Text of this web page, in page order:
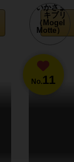
No.11